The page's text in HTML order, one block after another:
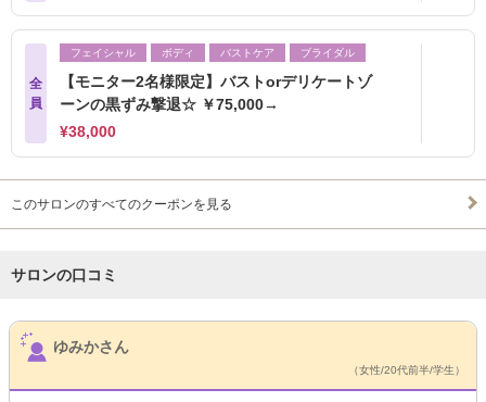
全
員
フェイシャル ボディ バストケア ブライダル
【モニター2名様限定】バストorデリケートゾ
ーンの黒ずみ撃退☆ ￥75,000→
¥38,000
このサロンのすべてのクーポンを見る
サロンの口コミ
サロンPick Up
ゆみかさん
（女性/20代前半/学生）